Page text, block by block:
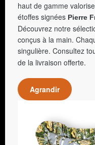
haut de gamme
étoffes signées Pierre
Découvrez notre
conçus à la main.
singulière. Consultez
de la livraison offerte.
Agrandir